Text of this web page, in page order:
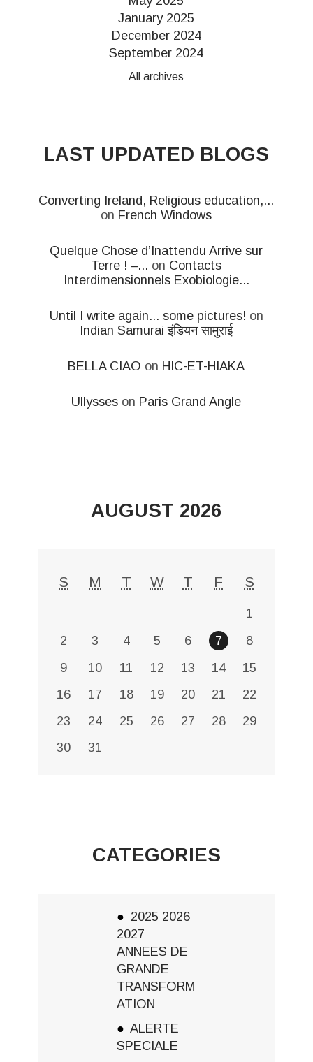
January 2025
December 2024
September 2024
All archives
LAST UPDATED BLOGS
Converting Ireland, Religious education,...
on French Windows
Quelque Chose d’Inattendu Arrive sur
Terre ! –... on Contacts
Interdimensionnels Exobiologie...
Until I write again... some pictures! on
Indian Samurai इंडियन सामुराई
BELLA CIAO on HIC-ET-HIAKA
Ullysses on Paris Grand Angle
AUGUST 2026
S M T W T F S
1
2
3 4 5 6 7
8
9
10 11 12 13 14
15
16
17 18 19 20 21
22
23
24 25 26 27 28
29
30
31
CATEGORIES
2025 2026
2027
ANNEES DE
GRANDE
TRANSFORM
ATION
ALERTE
SPECIALE